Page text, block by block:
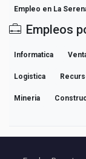
Empleo en La
Empleos
Informatica
Logistica
Mineria